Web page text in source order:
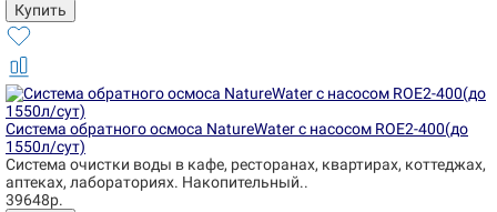
Система обратного осмоса NatureWater с насосом ROE2-400(до
1550л/сут)
Система очистки воды в кафе, ресторанах, квартирах, коттеджах,
аптеках, лабораториях. Накопительный..
39648р.